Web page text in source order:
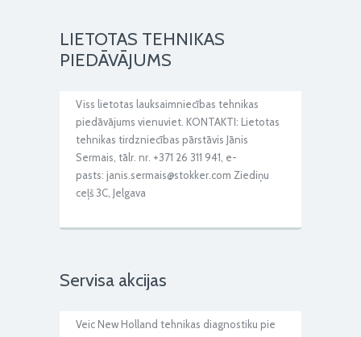
LIETOTAS TEHNIKAS
PIEDĀVĀJUMS
Viss lietotas lauksaimniecības tehnikas
piedāvājums vienuviet. KONTAKTI: Lietotas
tehnikas tirdzniecības pārstāvis Jānis
Sermais, tālr. nr. +371 26 311 941, e-
pasts: janis.sermais@stokker.com Ziediņu
ceļš 3C, Jelgava
Servisa akcijas
Veic New Holland tehnikas diagnostiku pie